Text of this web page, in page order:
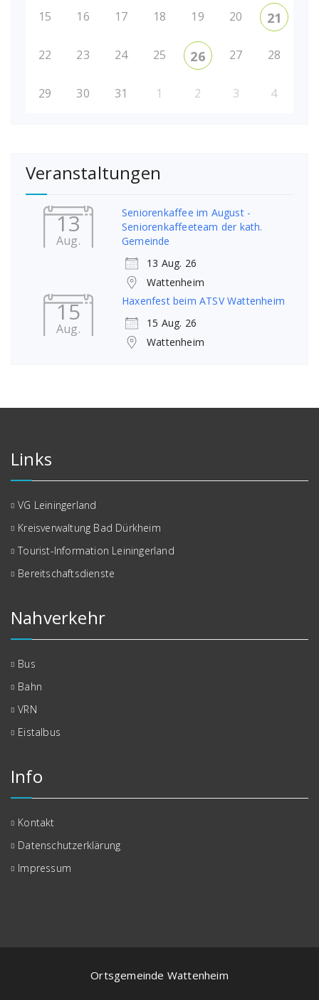
15 16 17 18 19 20 21
22 23 24 25 26 27 28
29 30 31 1 2 3 4
Veranstaltungen
13
Aug.
Seniorenkaffee im August -
Seniorenkaffeeteam der kath.
Gemeinde
13 Aug. 26
Wattenheim
15
Aug.
Haxenfest beim ATSV Wattenheim
15 Aug. 26
Wattenheim
Links
VG Leiningerland
Kreisverwaltung Bad Dürkheim
Tourist-Information Leiningerland
Bereitschaftsdienste
Nahverkehr
Bus
Bahn
VRN
Eistalbus
Info
Kontakt
Datenschutzerklärung
Impressum
Ortsgemeinde Wattenheim